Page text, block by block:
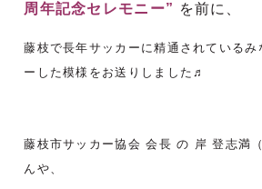
周年記念セレモニー” を前に、
藤枝で長年サッカーに精通されているみ
ーした模様をお送りしました♬
藤枝市サッカー協会 会長 の 岸 登志満
んや、